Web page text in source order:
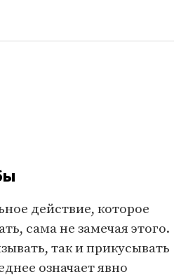
действие, которое
сама не замечая этого.
так и прикусывать
означает явно